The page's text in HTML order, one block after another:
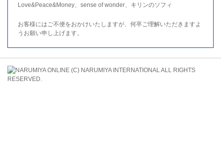
Love&Peace&Money、sense of wonder、キリンのソフィ
お客様にはご不便をおかけいたしますが、何卒ご理解いただきますよ
うお願い申し上げます。